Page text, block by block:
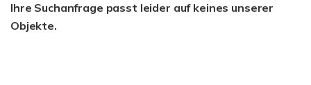
Ihre Suchanfrage passt leider auf keines unserer
Objekte.